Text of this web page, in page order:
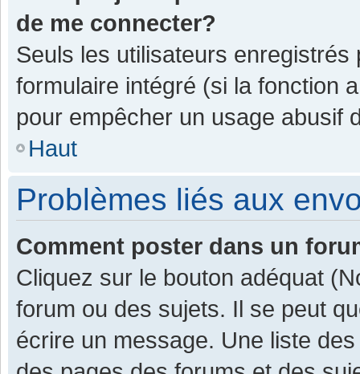
de me connecter?
Seuls les utilisateurs enregistrés
formulaire intégré (si la fonction
pour empêcher un usage abusif
Haut
Problèmes liés aux
Comment poster dans un
Cliquez sur le bouton adéquat
forum ou des sujets. Il se peut
écrire un message. Une liste